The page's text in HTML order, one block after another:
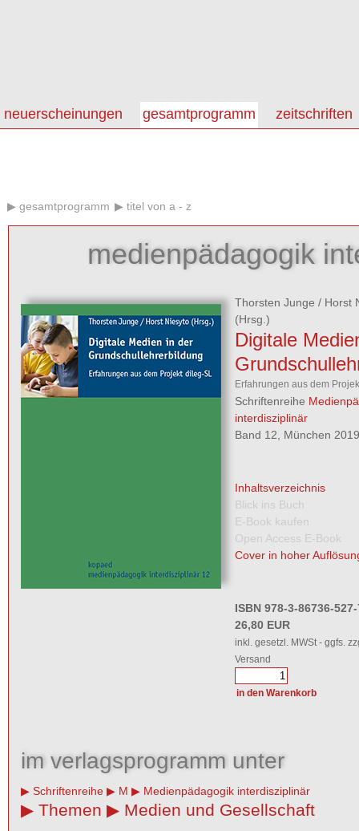
neuerscheinungen gesamtprogramm zeitschriften
gesamtprogramm titel von a - z
medienpädagogik
Thorsten Junge / Horst
(Hrsg.)
Digitale
Erfahrungen aus dem
Schriftenreihe
interdisziplinär
Band 12, München
Inhaltsverzeichnis
Blick ins Buch
E-Book kaufen
Open Access E-Book
Cover in hoher
ISBN 978-3-86736-
26,80 EUR
inkl. gesetzl. MWSt - ggfs.
Versand
im verlagsprogramm unter
Schriftenreihe M Medienpädagogik interdisziplinär
Themen Medien und Gesellschaft